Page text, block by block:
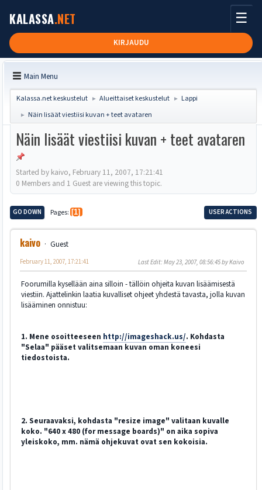
KALASSA.NET
KIRJAUDU
☰
Main Menu
Kalassa.net keskustelut ► Alueittaiset keskustelut ► Lappi
► Näin lisäät viestiisi kuvan + teet avataren
Näin lisäät viestiisi kuvan + teet avataren
Started by kaivo, February 11, 2007, 17:21:41
0 Members and 1 Guest are viewing this topic.
GO DOWN Pages 1 USER ACTIONS
kaivo Guest
February 11, 2007, 17:21:41 Last Edit: May 23, 2007, 08:56:45 by Kaivo
Foorumilla kysellään aina silloin - tällöin ohjeita kuvan lisäämisestä
viestiin. Ajattelinkin laatia kuvalliset ohjeet yhdestä tavasta, jolla kuvan
lisääminen onnistuu:
1. Mene osoitteeseen http://imageshack.us/. Kohdasta
"Selaa" pääset valitsemaan kuvan oman koneesi
tiedostoista.
2. Seuraavaksi, kohdasta "resize image" valitaan kuvalle
koko. "640 x 480 (for message boards)" on aika sopiva
yleiskoko, mm. nämä ohjekuvat ovat sen kokoisia.